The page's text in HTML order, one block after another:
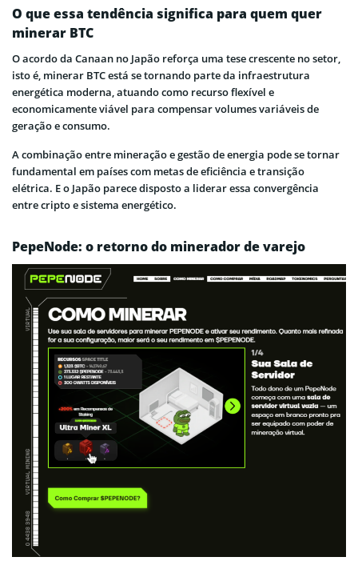
O que essa tendência significa para quem quer
minerar BTC
O acordo da Canaan no Japão reforça uma tese crescente no setor,
isto é, minerar BTC está se tornando parte da infraestrutura
energética moderna, atuando como recurso flexível e
economicamente viável para compensar volumes variáveis de
geração e consumo.
A combinação entre mineração e gestão de energia pode se tornar
fundamental em países com metas de eficiência e transição
elétrica. E o Japão parece disposto a liderar essa convergência
entre cripto e sistema energético.
PepeNode: o retorno do minerador de varejo